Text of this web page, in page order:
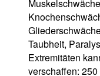
Taubheit,
Extremitäten
verschaffen: